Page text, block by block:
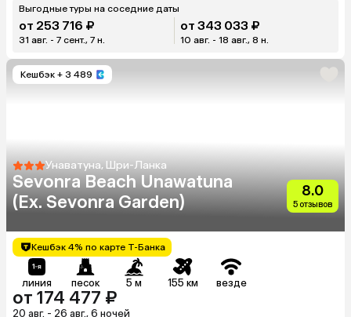
Выгодные туры на соседние даты
от 253 716 ₽
31 авг. - 7 сент., 7 н.
от 343 033 ₽
10 авг. - 18 авг., 8 н.
Кешбэк + 3 489
Унаватуна, Шри-Ланка
Sevonra Beach Unawatuna
(Ex. Sevonra Garden)
8.0
5 отзывов
Кешбэк 4% по карте Т-Банка
линия песок 5 м 155 км везде
от 174 477 ₽
20 авг. - 26 авг., 6 ночей